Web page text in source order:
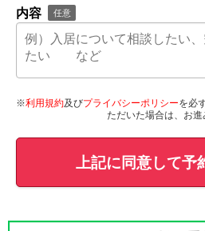
内容 任意
※利用規約及びプライバシーポリシーを必
ただいた場合は、お進
上記に同意して予